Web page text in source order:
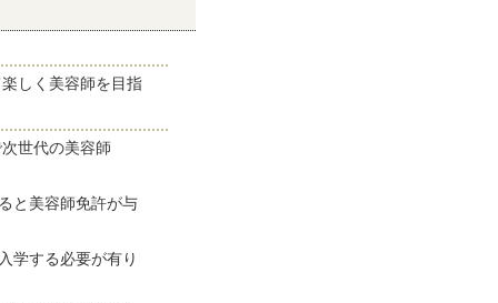
しく美容師を目指
世代の美容師
と美容師免許が与
学する必要が有り